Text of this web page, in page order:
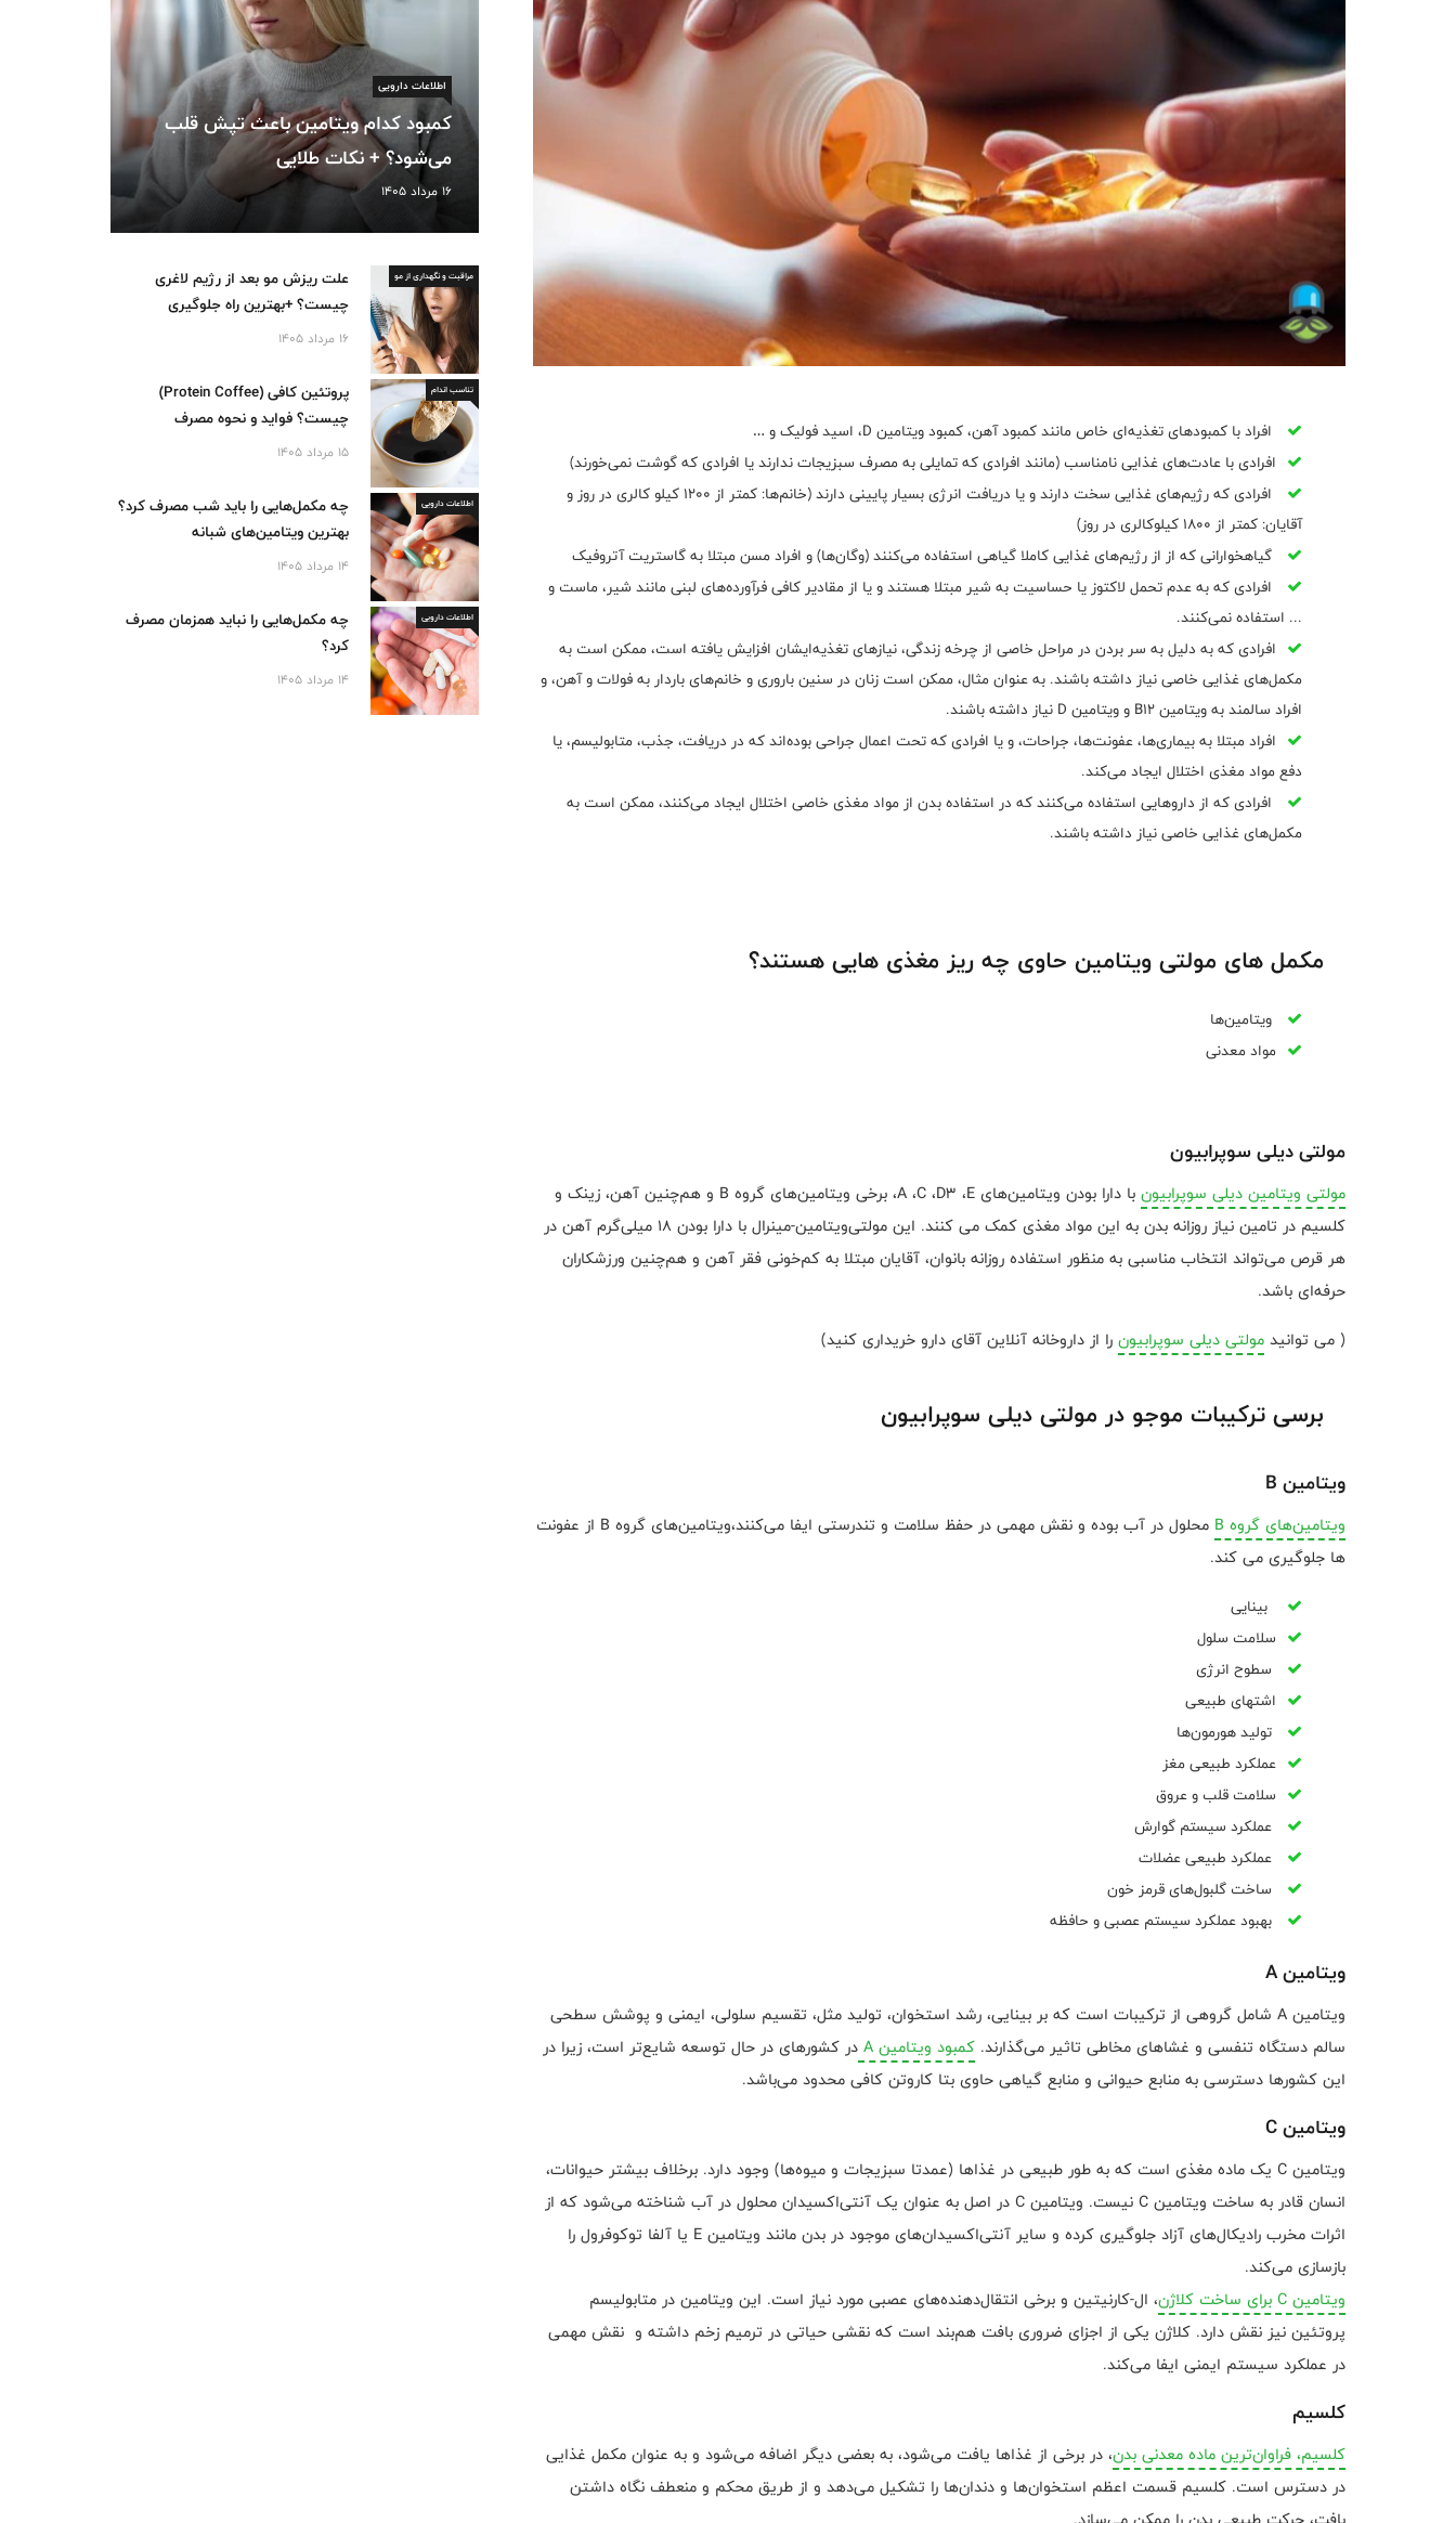
افراد با کمبودهای تغذیه‌ای خاص مانند کمبود آهن، کمبود ویتامین D، اسید فولیک و …
افرادی با عادت‌های غذایی نامناسب (مانند افرادی که تمایلی به مصرف سبزیجات ندارند یا افرادی که گوشت نمی‌خورند)
افرادی که رژیم‌های غذایی سخت دارند و یا دریافت انرژی بسیار پایینی دارند (خانم‌ها: کمتر از 1200 کیلو کالری در روز و
آقایان: کمتر از 1800 کیلوکالری در روز)
گیاهخوارانی که از از رژیم‌های غذایی کاملا گیاهی استفاده می‌کنند (وگان‌ها) و افراد مسن مبتلا به گاستریت آتروفیک
افرادی که به عدم تحمل لاکتوز یا حساسیت به شیر مبتلا هستند و یا از مقادیر کافی فرآورده‌های لبنی مانند شیر، ماست و
... استفاده نمی‌کنند.
افرادی که به دلیل به سر بردن در مراحل خاصی از چرخه زندگی، نیازهای تغذیه‌ایشان افزایش یافته است، ممکن است به
مکمل‌های غذایی خاصی نیاز داشته باشند. به عنوان مثال، ممکن است زنان در سنین باروری و خانم‌های باردار به فولات و آهن، و
افراد سالمند به ویتامین B12 و ویتامین D نیاز داشته باشند.
افراد مبتلا به بیماری‌ها، عفونت‌ها، جراحات، و یا افرادی که تحت اعمال جراحی بوده‌اند که در دریافت، جذب، متابولیسم، یا
دفع مواد مغذی اختلال ایجاد می‌کند.
افرادی که از داروهایی استفاده می‌کنند که در استفاده بدن از مواد مغذی خاصی اختلال ایجاد می‌کنند، ممکن است به
مکمل‌های غذایی خاصی نیاز داشته باشند.
مکمل های مولتی ویتامین حاوی چه ریز مغذی هایی هستند؟
ویتامین‌ها
مواد معدنی
مولتی دیلی سوپرابیون
مولتی ویتامین دیلی سوپرابیون
با دارا بودن ویتامین‌های A ،C ،D3 ،E، برخی ویتامین‌های گروه B و هم‌چنین آهن، زینک و
کلسیم در تامین‌ نیاز روزانه بدن به این مواد مغذی کمک می کنند. این مولتی‌‌ویتامین-مینرال با دارا بودن 18 میلی‌گرم آهن در
هر قرص می‌تواند انتخاب مناسبی به منظور استفاده روزانه بانوان، آقایان مبتلا به کم‌خونی فقر آهن و هم‌چنین ورزشکاران
حرفه‌ای باشد.
( می توانید مولتی دیلی سوپرابیون را از داروخانه آنلاین آقای دارو خریداری کنید)
برسی ترکیبات موجو در مولتی دیلی سوپرابیون
ویتامین‌ B
ویتامین‌های گروه B
محلول در آب بوده و نقش مهمی در حفظ سلامت و تندرستی ایفا می‌کنند،ویتامین‌های گروه B از عفونت‌
ها جلوگیری می کند.
بینایی
سلامت سلول
سطوح انرژی
اشتهای طبیعی
تولید هورمون‌ها
عملکرد طبیعی مغز
سلامت قلب و عروق
عملکرد سیستم گوارش
عملکرد طبیعی عضلات
ساخت گلبول‌های قرمز خون
بهبود عملکرد سیستم عصبی و حافظه
ویتامین A
ویتامین A شامل گروهی از ترکیبات است که بر بینایی، رشد استخوان، تولید مثل، تقسیم سلولی، ایمنی و پوشش سطحی
سالم دستگاه تنفسی و غشاهای مخاطی تاثیر می‌گذارند. کمبود ویتامین A
در کشورهای در حال توسعه شایع‌تر است، زیرا در
این کشورها دسترسی به منابع حیوانی و منابع گیاهی حاوی بتا کاروتن کافی محدود می‌باشد.
ویتامین C
ویتامین C یک ماده مغذی است که به طور طبیعی در غذاها (عمدتا سبزیجات و میوه‌ها) وجود دارد. برخلاف بیشتر حیوانات،
انسان قادر به ساخت ویتامین C نیست. ویتامین C در اصل به عنوان یک آنتی‌اکسیدان محلول در آب شناخته می‌شود که از
اثرات مخرب رادیکال‌های آزاد جلوگیری کرده و سایر آنتی‌اکسیدان‌های موجود در بدن مانند ویتامین E یا آلفا توکوفرول را
بازسازی می‌کند.
ویتامین C برای ساخت کلاژن
، ال-کارنیتین و برخی انتقال‌دهنده‌های عصبی مورد نیاز است. این ویتامین در متابولیسم
پروتئین نیز نقش دارد. کلاژن یکی از اجزای ضروری بافت هم‌بند است که نقشی حیاتی در ترمیم زخم داشته و نقش مهمی
در عملکرد سیستم ایمنی ایفا می‌کند.
کلسیم
کلسیم، فراوان‌ترین ماده معدنی بدن، در برخی از غذاها یافت می‌شود، به بعضی دیگر اضافه می‌شود و به عنوان مکمل غذایی
در دسترس است. کلسیم قسمت اعظم استخوان‌ها و دندان‌ها را تشکیل می‌دهد و از طریق محکم و منعطف نگاه داشتن
اطلاعات دارویی
کمبود کدام ویتامین باعث تپش قلب
می‌شود؟ + نکات طلایی
16 مرداد 1405
مراقبت و نگهداری از مو
علت ریزش مو بعد از رژیم لاغری
چیست؟ +بهترین راه جلوگیری
16 مرداد 1405
تناسب اندام
پروتئین کافی (Protein Coffee)
چیست؟ فواید و نحوه مصرف
15 مرداد 1405
اطلاعات دارویی
چه مکمل‌هایی را باید شب مصرف کرد؟
بهترین ویتامین‌های شبانه
14 مرداد 1405
اطلاعات دارویی
چه مکمل‌هایی را نباید همزمان مصرف
کرد؟
14 مرداد 1405